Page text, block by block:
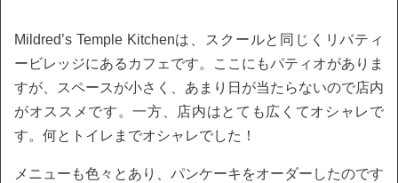
Mildred’s Temple Kitchenは、スクールと同じくリバティ
ービレッジにあるカフェです。ここにもパティオがありま
すが、スペースが小さく、あまり日が当たらないので店内
がオススメです。一方、店内はとても広くてオシャレで
す。何とトイレまでオシャレでした！
メニューも色々とあり、パンケーキをオーダーしたのです